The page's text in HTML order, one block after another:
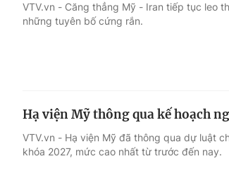
VTV.vn - Căng thẳng Mỹ - Iran tiếp tục leo
những tuyên bố cứng rắn.
Hạ viện Mỹ thông qua kế hoạch
VTV.vn - Hạ viện Mỹ đã thông qua dự luật
khóa 2027, mức cao nhất từ trước đến nay.